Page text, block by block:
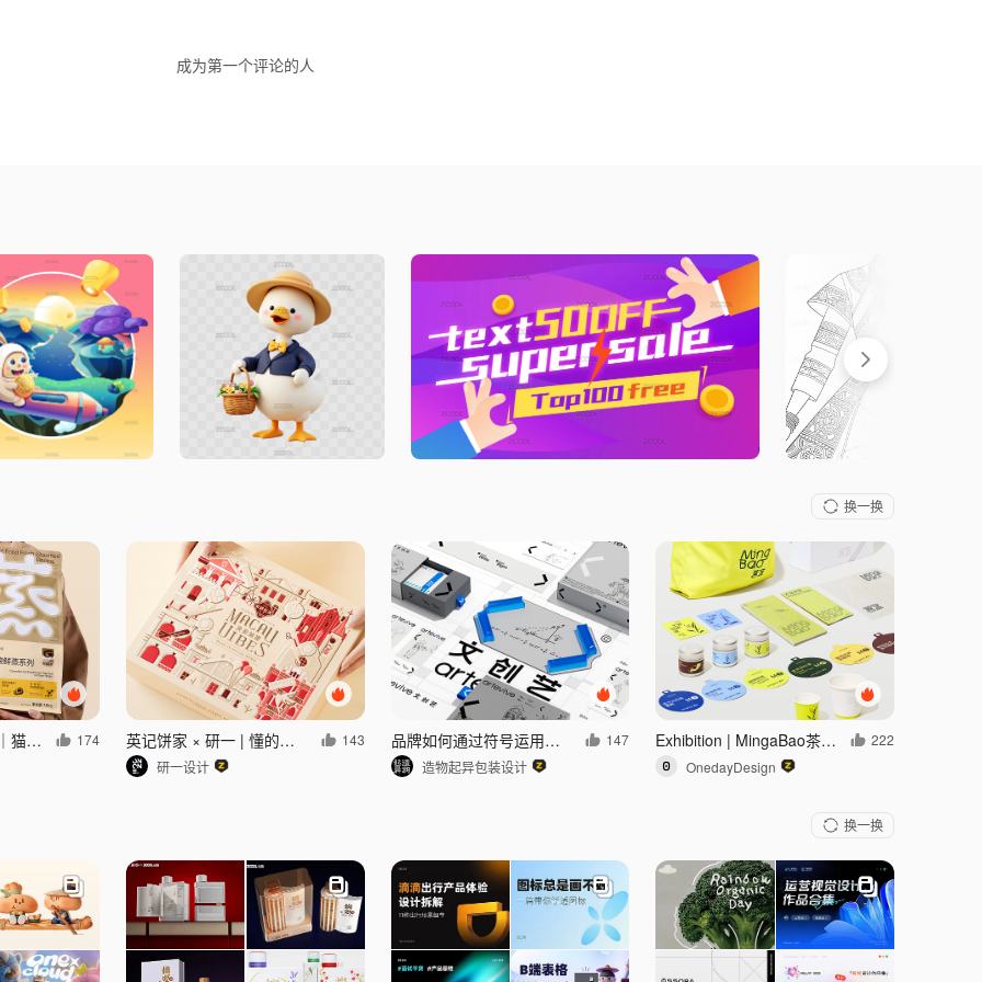
成为第一个评论的人
换一换
高爷家®鲜蒸粮系列｜猫 主食 包装 品牌 猫粮 174 英记饼家 × 研一 | 懂的人，一眼认出所有地标
143
研一设计
品牌如何通过符号运用实现有效升级？logo vi 包装设计
147
造物起异包装设计
Exhibition | MingaBao茶与植物探索家
222
OnedayDesign
换一换